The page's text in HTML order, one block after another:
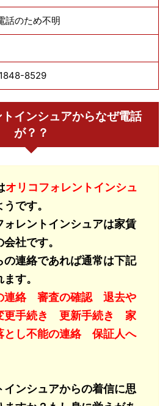
話のため不明
8529
インシュアからなぜ電話
が？？
オリコフォレントインシュ
です。
ォレントインシュアは家賃
社です。
の連絡であれば通常は下記
す。
連絡 審査の確認 退去や
更手続き 更新手続き 家
し不能の連絡 保証人へ
インシュアからの着信に思